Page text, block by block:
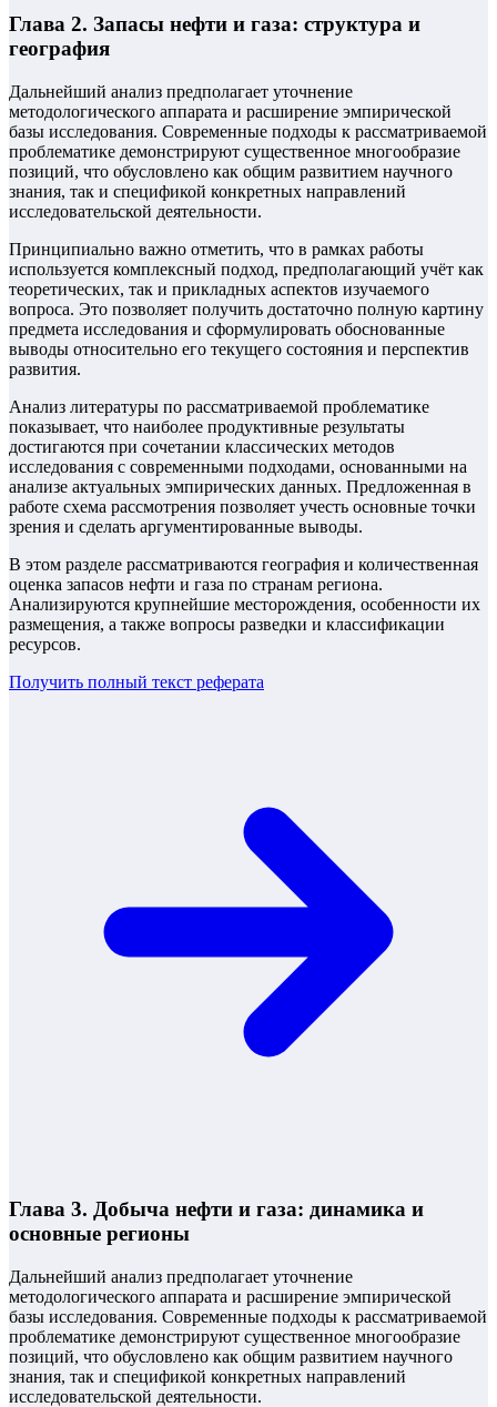
Глава 2. Запасы нефти и газа: структура и
география
Дальнейший анализ предполагает уточнение
методологического аппарата и расширение эмпирической
базы исследования. Современные подходы к рассматриваемой
проблематике демонстрируют существенное многообразие
позиций, что обусловлено как общим развитием научного
знания, так и спецификой конкретных направлений
исследовательской деятельности.
Принципиально важно отметить, что в рамках работы
используется комплексный подход, предполагающий учёт как
теоретических, так и прикладных аспектов изучаемого
вопроса. Это позволяет получить достаточно полную картину
предмета исследования и сформулировать обоснованные
выводы относительно его текущего состояния и перспектив
развития.
Анализ литературы по рассматриваемой проблематике
показывает, что наиболее продуктивные результаты
достигаются при сочетании классических методов
исследования с современными подходами, основанными на
анализе актуальных эмпирических данных. Предложенная в
работе схема рассмотрения позволяет учесть основные точки
зрения и сделать аргументированные выводы.
В этом разделе рассматриваются география и количественная
оценка запасов нефти и газа по странам региона.
Анализируются крупнейшие месторождения, особенности их
размещения, а также вопросы разведки и классификации
ресурсов.
Получить полный текст реферата
Глава 3. Добыча нефти и газа: динамика и
основные регионы
Дальнейший анализ предполагает уточнение
методологического аппарата и расширение эмпирической
базы исследования. Современные подходы к рассматриваемой
проблематике демонстрируют существенное многообразие
позиций, что обусловлено как общим развитием научного
знания, так и спецификой конкретных направлений
исследовательской деятельности.